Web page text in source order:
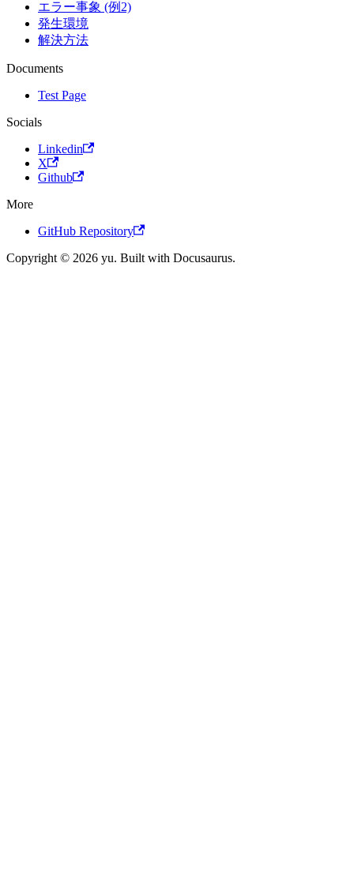
エラー事象 (例2)
発生環境
解決方法
Documents
Test Page
Socials
Linkedin
X
Github
More
GitHub Repository
Copyright © 2026 yu. Built with Docusaurus.